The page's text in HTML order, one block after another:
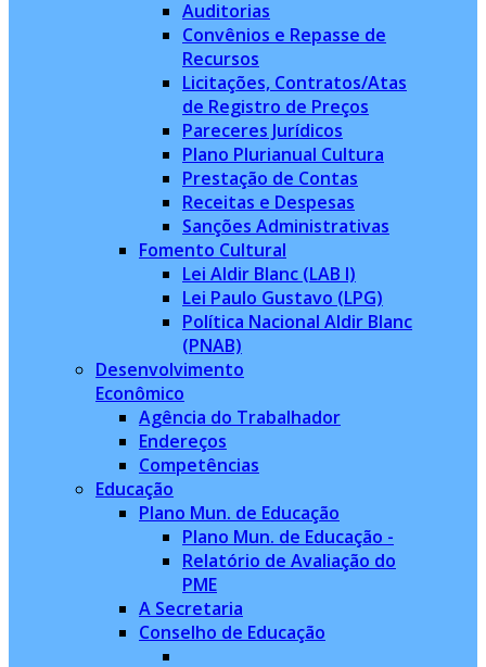
Auditorias
Convênios e Repasse de
Recursos
Licitações, Contratos/Atas
de Registro de Preços
Pareceres Jurídicos
Plano Plurianual Cultura
Prestação de Contas
Receitas e Despesas
Sanções Administrativas
Fomento Cultural
Lei Aldir Blanc (LAB I)
Lei Paulo Gustavo (LPG)
Política Nacional Aldir Blanc
(PNAB)
Desenvolvimento
Econômico
Agência do Trabalhador
Endereços
Competências
Educação
Plano Mun. de Educação
Plano Mun. de Educação -
Relatório de Avaliação do
PME
A Secretaria
Conselho de Educação